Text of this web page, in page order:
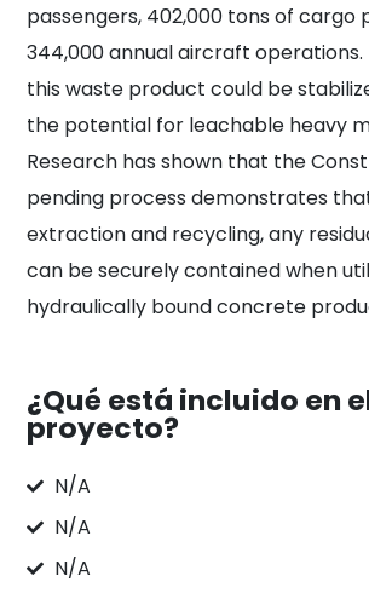
passengers, 402,000 tons of cargo
344,000 annual aircraft
this waste product could be
the potential for leachable heavy
Research has shown that the
pending process demonstrates
extraction and recycling, any
can be securely contained when
hydraulically bound concrete
¿Qué está incluido en
proyecto?
N/A
N/A
N/A